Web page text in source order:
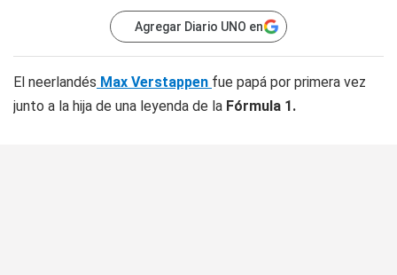
Agregar Diario UNO en
El neerlandés Max Verstappen fue papá por primera vez
junto a la hija de una leyenda de la Fórmula 1.